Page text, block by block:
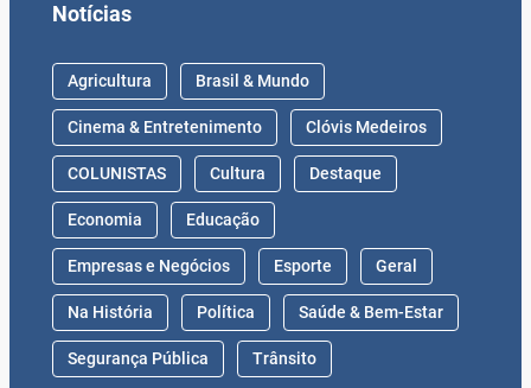
Notícias
Agricultura Brasil & Mundo
Cinema & Entretenimento Clóvis Medeiros
COLUNISTAS Cultura Destaque
Economia Educação
Empresas e Negócios Esporte Geral
Na História Política Saúde & Bem-Estar
Segurança Pública Trânsito